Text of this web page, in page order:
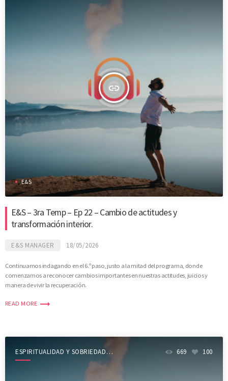
insert_link
E&S
E&S – 3ra Temp – Ep 22 – Cambio de actitudes y
transformación interior.
E&S MANAGER 18/05/2026
Continuamos indagando en el 6.º paso, justo a la mitad del programa, donde
comenzamos a reconocer cambios importantes en nuestras actitudes, juicios y
manera de vivir la recuperación.
READ MORE trending_flat
ESPIRITUALIDAD Y SOBRIEDAD
SHOW
669 100